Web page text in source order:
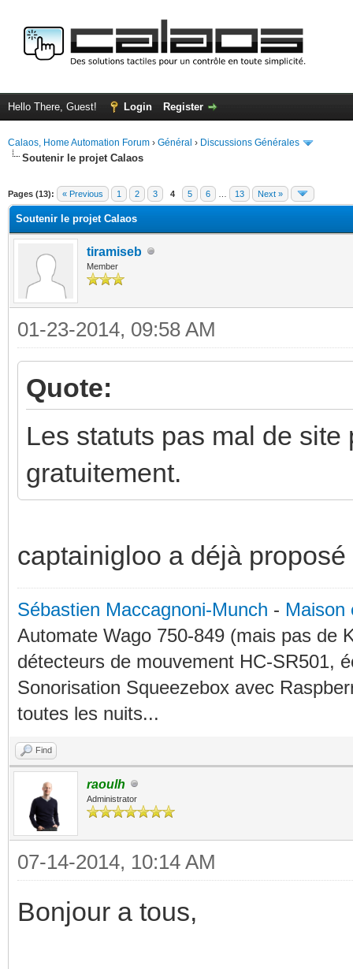
Hello There, Guest! Login Register
Calaos, Home Automation Forum › Général › Discussions Générales
Soutenir le projet Calaos
Pages (13): « Previous 1 2 3 4 5 6 13 Next »
Soutenir le projet Calaos
tiramiseb
Member
01-23-2014, 09:58 AM
Quote:
Les statuts pas mal de
gratuitement.
captainigloo a déjà
Sébastien Maccagnoni-Munch - Maison
Automate Wago 750-849 (mais pas de
détecteurs de mouvement HC-SR501,
Sonorisation Squeezebox avec
toutes les nuits...
Find
raoulh
Administrator
07-14-2014, 10:14 AM
Bonjour a tous,